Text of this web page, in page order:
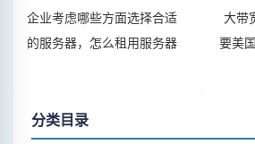
企业考虑哪些方面选择合适
的服务器，怎么租用服务器
大带
要美
分类目录